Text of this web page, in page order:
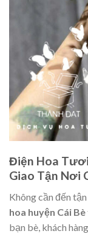
Điện Hoa
Giao Tận Nơi
Không cần đến
hoa huyện Cái Bè
bạn bè, khách hàng.